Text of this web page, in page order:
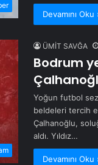
Devamını Oku
ÜMİT SAVĞA
Bodrum
Yoğun futbol
beldeleri tercih
Çalhanoğlu,
aldı. Yıldız…
Devamını Oku